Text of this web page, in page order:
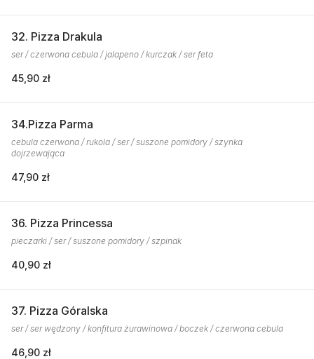
32. Pizza Drakula
ser / czerwona cebula / jalapeno / kurczak / ser feta
45,90 zł
34.Pizza Parma
cebula czerwona / rukola / ser / suszone pomidory / szynka
dojrzewająca
47,90 zł
36. Pizza Princessa
pieczarki / ser / suszone pomidory / szpinak
40,90 zł
37. Pizza Góralska
ser / ser wędzony / konfitura żurawinowa / boczek / czerwona cebula
46,90 zł